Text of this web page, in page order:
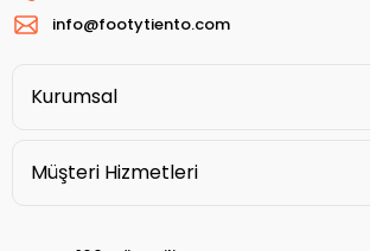
info@footytiento.com
Kurumsal
Müşteri Hizmetleri